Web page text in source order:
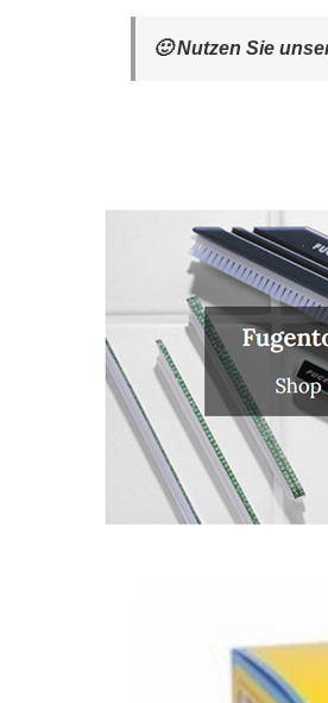
🙂 Nutzen Sie